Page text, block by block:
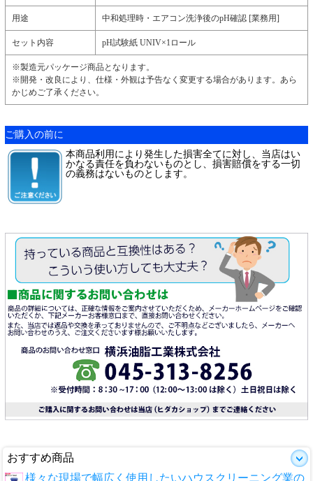
用途 中和処理時・エアコン洗浄後のpH確認 [業務用]
セット内容 pH試験紙 UNIV×1ロール
※製造元パッケージ商品となります。
※開発・改良により、仕様・外観は予告なく変更する場合があります。あら
かじめご了承ください。
ご購入の前に
本商品利用により発生した損害全てに対し、当店はい
かなる責任を負わないものとし、損害賠償をする一切
の義務はないものとします。
おすすめ商品
様々な現場で幅広く使用したいハウスクリーニング業の